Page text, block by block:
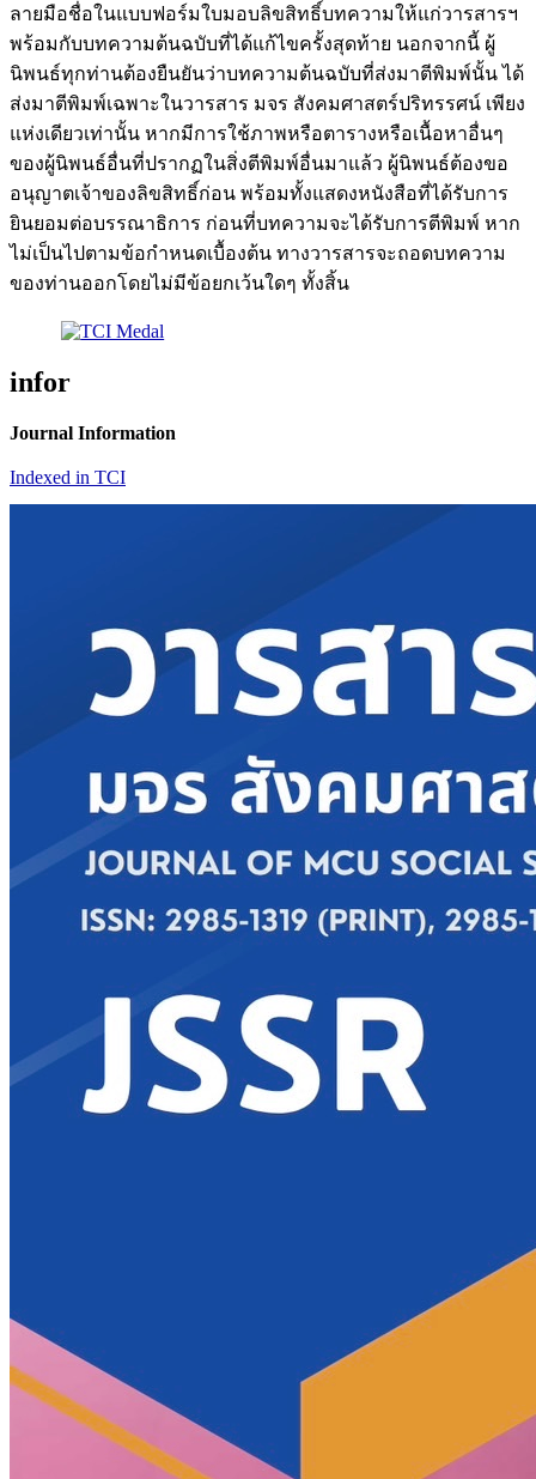
ลายมือชื่อในแบบฟอร์มใบมอบลิขสิทธิ์บทความให้แก่วารสารฯ
พร้อมกับบทความต้นฉบับที่ได้แก้ไขครั้งสุดท้าย นอกจากนี้ ผู้
นิพนธ์ทุกท่านต้องยืนยันว่าบทความต้นฉบับที่ส่งมาตีพิมพ์นั้น ได้
ส่งมาตีพิมพ์เฉพาะในวารสาร มจร สังคมศาสตร์ปริทรรศน์ เพียง
แห่งเดียวเท่านั้น หากมีการใช้ภาพหรือตารางหรือเนื้อหาอื่นๆ
ของผู้นิพนธ์อื่นที่ปรากฏในสิ่งตีพิมพ์อื่นมาแล้ว ผู้นิพนธ์ต้องขอ
อนุญาตเจ้าของลิขสิทธิ์ก่อน พร้อมทั้งแสดงหนังสือที่ได้รับการ
ยินยอมต่อบรรณาธิการ ก่อนที่บทความจะได้รับการตีพิมพ์ หาก
ไม่เป็นไปตามข้อกำหนดเบื้องต้น ทางวารสารจะถอดบทความ
ของท่านออกโดยไม่มีข้อยกเว้นใดๆ ทั้งสิ้น
infor
Journal Information
Indexed in TCI